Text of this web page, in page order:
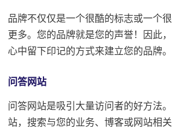
品牌不仅仅是一个很酷的标志或一个
更多。您的品牌就是您的声誉！
因此
心中留下印记的方式来建立您的品牌。
问答网站
问答网站是吸引大量访问者的好方法
站，搜索与您的业务、博客或网站相